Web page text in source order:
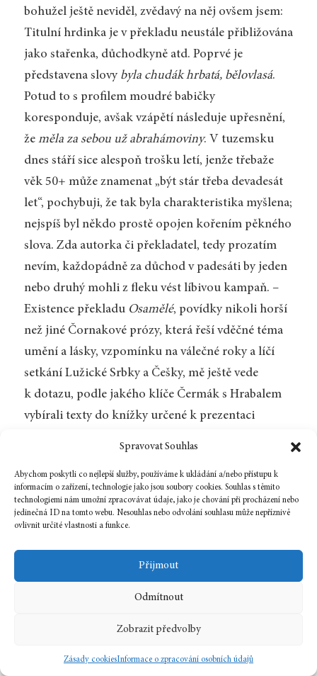
Spravovat Souhlas
Abychom poskytli co nejlepší služby, používáme k ukládání a/nebo přístupu k
informacím o zařízení, technologie jako jsou soubory cookies. Souhlas s těmito
technologiemi nám umožní zpracovávat údaje, jako je chování při procházení nebo
jedinečná ID na tomto webu. Nesouhlas nebo odvolání souhlasu může nepříznivě
ovlivnit určité vlastnosti a funkce.
Přijmout
Odmítnout
Zobrazit předvolby
Zásady cookiesInformace o zpracování osobních údajů
bohužel ještě neviděl, zvědavý na něj ovšem jsem:
Titulní hrdinka je v překladu neustále přibližována
jako stařenka, důchodkyně atd. Poprvé je
představena slovy byla chudák hrbatá, bělovlasá.
Potud to s profilem moudré babičky
koresponduje, avšak vzápětí následuje upřesnění,
že měla za sebou už abrahámoviny. V tuzemsku
dnes stáří sice alespoň trošku letí, jenže třebaže
věk 50+ může znamenat „být stár třeba devadesát
let“, pochybuji, že tak byla charakteristika myšlena;
nejspíš byl někdo prostě opojen kořením pěkného
slova. Zda autorka či překladatel, tedy prozatím
nevím, každopádně za důchod v padesáti by jeden
nebo druhý mohli z fleku vést líbivou kampaň. –
Existence překladu Osamělé, povídky nikoli horší
než jiné Čornakové prózy, která řeší vděčné téma
umění a lásky, vzpomínku na válečné roky a líčí
setkání Lužické Srbky a Češky, mě ještě vede
k dotazu, podle jakého klíče Čermák s Hrabalem
vybírali texty do knížky určené k prezentaci
existujících prozaických překladů? Zdá se
ponejprv, že je to záměr, neboť hrdina povídky je
nepříliš bystrý a rozhodně nevzdělaný sedlák,
a intuitivně (ačkoli, proč by se to mělo projevovat
zrovna na řeči všeobecného vypravěče?). Jenže
charakter Mudrových chyb je náhodný, bez ohledu